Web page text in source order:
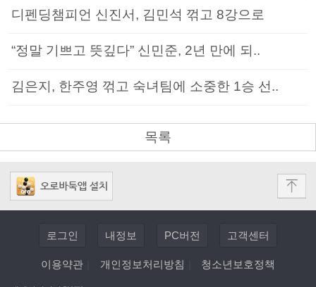
디펜딩챔피언 신진서, 김민석 꺾고 8강으로
“정말 기쁘고 뜻깊다” 신민준, 2년 만에 되..
김은지, 한주영 꺾고 숙녀팀에 소중한 1승 선..
목록
로그인 내정보 PC버전 고객센터
이용약관 개인정보처리방침 청소년보호정책